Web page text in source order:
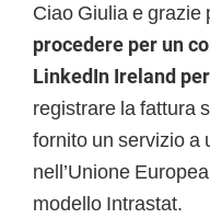
Ciao Giulia e grazie
procedere per un
LinkedIn Ireland
registrare la fattura
fornito un servizio a
nell’Unione
modello Intrastat.